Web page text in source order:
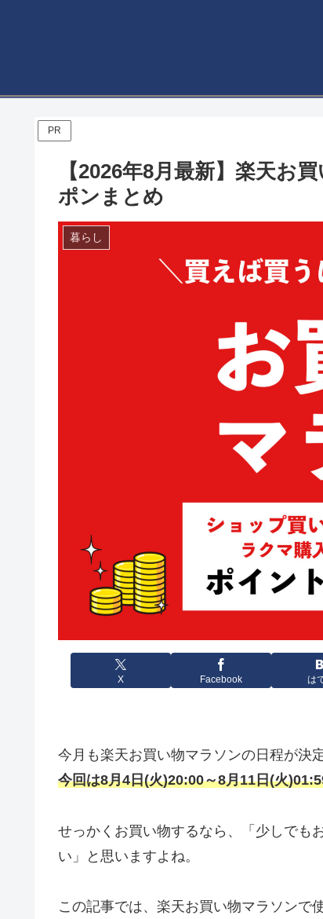
PR
【2026年8月最新】楽天お
ポンまとめ
暮らし
X Facebook は
今月も楽天お買い物マラソンの日程が決定
今回は8月4日(火)20:00～8月11日(火
せっかくお買い物するなら、「少しでも
い」と思いますよね。
この記事では、楽天お買い物マラソンで